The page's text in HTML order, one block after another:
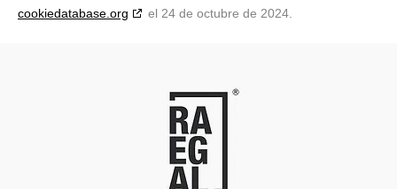
cookiedatabase.org
el 24 de octubre de 2024.